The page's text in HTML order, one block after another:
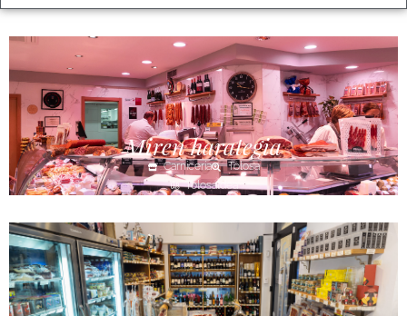
Miren harategia
Carnicería
Tolosa
Tolosaldea